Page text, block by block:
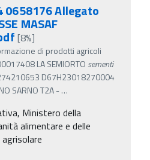
0658176 Allegato
MASAF
[8%]
di prodotti agricoli
LA SEMIORTO sementi
D67H23018270004
SARNO T2A -…
Ministero della
alimentare e delle